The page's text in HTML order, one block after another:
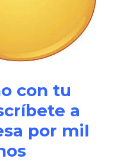
con tu
a
por mil